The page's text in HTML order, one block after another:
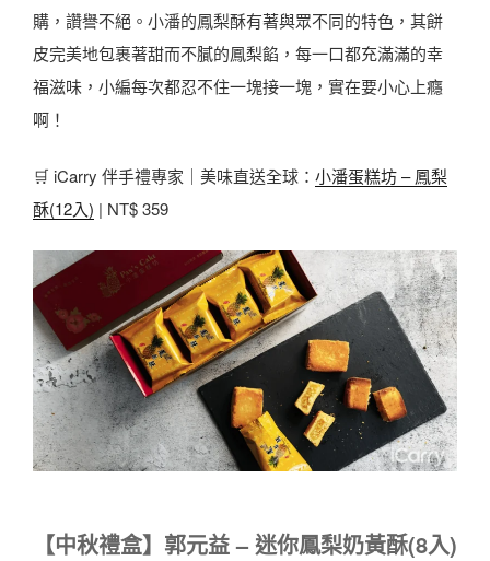
購，讚譽不絕。小潘的鳳梨酥有著與眾不同的特色，其餅
皮完美地包裹著甜而不膩的鳳梨餡，每一口都充滿滿的幸
福滋味，小編每次都忍不住一塊接一塊，實在要小心上癮
啊！
🛒 iCarry 伴手禮專家｜美味直送全球： 小潘蛋糕坊 – 鳳梨
酥(12入) | NT$ 359
【中秋禮盒】郭元益 – 迷你鳳梨奶黃酥(8入)